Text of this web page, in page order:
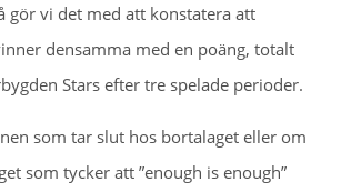
gör vi det med att konstatera att
densamma med en poäng, totalt
Stars efter tre spelade perioder.
som tar slut hos bortalaget eller om
som tycker att ”enough is enough”